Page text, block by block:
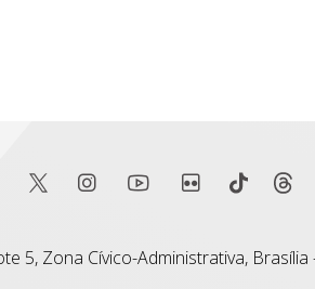
5, Zona Cívico-Administrativa, Brasília